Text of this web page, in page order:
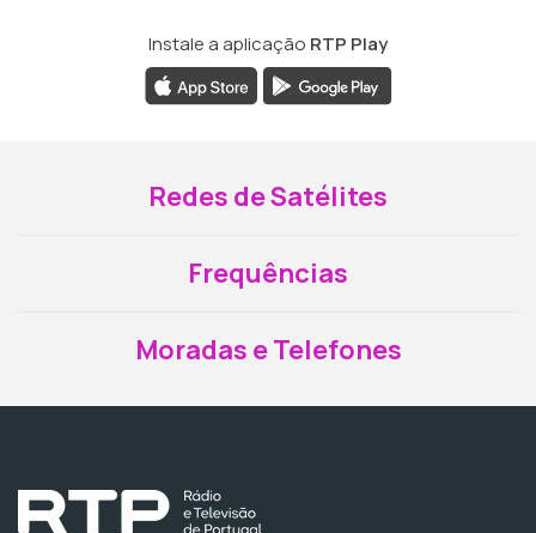
Instale a aplicação RTP Play
Redes de Satélites
Frequências
Moradas e Telefones